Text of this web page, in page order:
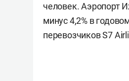
человек. Аэропорт
минус 4,2% в
перевозчиков S7